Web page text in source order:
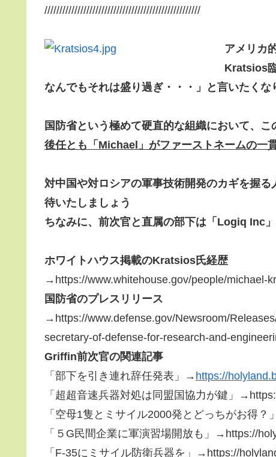
////////////////////////////////////////////////////
アメリカ
Kratsios
なんでもそれは盛り過ぎ・・・」と言いたくな
国防省という極めて硬直的な組織において、こ
後任とも「Michael」がファーストネームの一
対中国や対ロシアの軍事技術開発のカギを握
待いたしましょう
ちなみに、 前次官と直属の部下は「Logiq Inc
ホワイトハウス掲載のKratsios氏経歴
→https://www.whitehouse.gov/people/michael-
国防省のプレスリリース
→https://www.defense.gov/Newsroom/
secretary-of-defense-for-research-and-
Griffin前次官の関連記事
「部下を引き連れ辞任発表」→ https://
「超超音速兵器対処は同盟国協力が鍵」
「空母1隻とミサイル2000発とどっちがお得
「５G民間企業に軍演習場開放も」→https://
「F-35にミサイル防衛兵器を」→https://